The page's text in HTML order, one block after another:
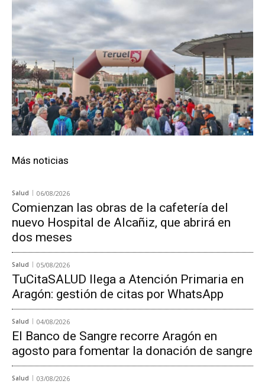
Más noticias
Salud 06/08/2026
Comienzan las obras de la cafetería del
nuevo Hospital de Alcañiz, que abrirá en
dos meses
Salud 05/08/2026
TuCitaSALUD llega a Atención Primaria en
Aragón: gestión de citas por WhatsApp
Salud 04/08/2026
El Banco de Sangre recorre Aragón en
agosto para fomentar la donación de sangre
Salud 03/08/2026